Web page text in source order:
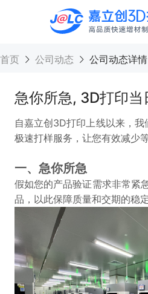
高品质快速增材制造服务
首页 公司动态 公司动态详情
急你所急, 3D打印
自嘉立创3D打印上线以来，
极速打样服务，让您有效减少
一、急你所急
假如您的产品验证需求非常紧
品，以此保障质量和交期的稳